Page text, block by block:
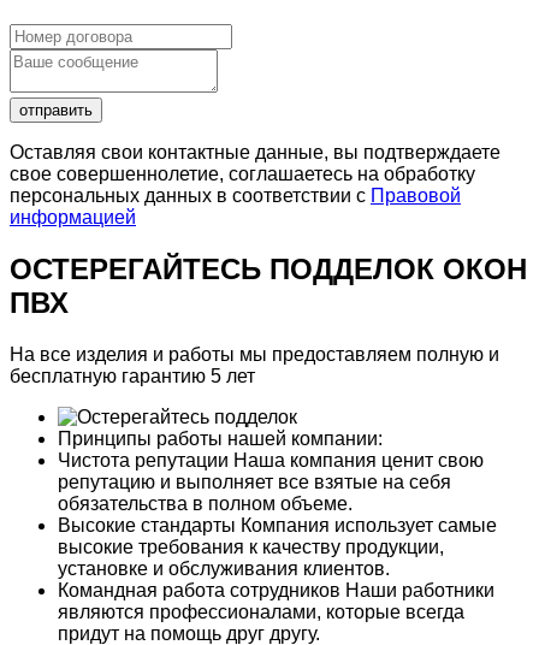
отправить
Оставляя свои контактные данные, вы подтверждаете
свое совершеннолетие, соглашаетесь на обработку
персональных данных в соответствии с Правовой
информацией
ОСТЕРЕГАЙТЕСЬ ПОДДЕЛОК ОКОН
ПВХ
На все изделия и работы мы предоставляем полную и
бесплатную гарантию 5 лет
Принципы работы нашей компании:
Чистота репутации Наша компания ценит свою
репутацию и выполняет все взятые на себя
обязательства в полном объеме.
Высокие стандарты Компания использует самые
высокие требования к качеству продукции,
установке и обслуживания клиентов.
Командная работа сотрудников Наши работники
являются профессионалами, которые всегда
придут на помощь друг другу.